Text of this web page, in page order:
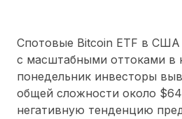
Спотовые Bitcoin ETF в США
с масштабными оттоками в
понедельник инвесторы
общей сложности около
негативную тенденцию